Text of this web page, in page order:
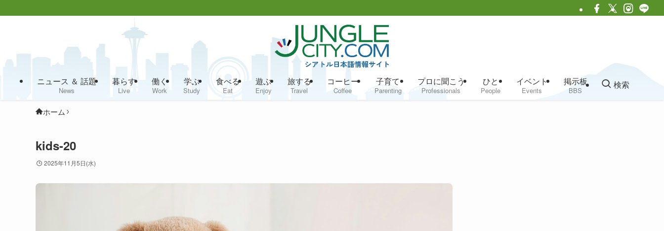
ニュース ＆ 話題
News
暮らす
Live
働く
Work
学ぶ
Study
食べる
Eat
遊ぶ
Enjoy
旅する
Travel
コーヒー
Coffee
子育て
Parenting
プロに聞こう
Professionals
ひと
People
イベント
Events
掲示板
BBS
検索
ホーム
kids-20
2025年11月5日(水)